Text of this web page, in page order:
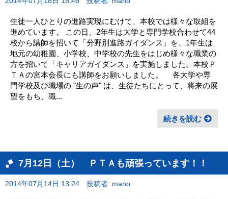
生徒一人ひとりの進路実現にむけて、本校では様々な取組を
進めています。 この日、2年生は大学と専門学校合わせて44
校から講師を招いて「分野別進路ガイダンス」を、1年生は
地元の幼稚園、小学校、中学校の先生をはじめ様々な職業の
方を招いて「キャリアガイダンス」を実施しました。本校Ｐ
ＴＡの宮本会長にも講師をお願いしました。 各大学や専
門学校及び職場の "生の声" は、生徒たちにとって、将来の展
望をもち、職...
続きを読む
7月12日（土） ＰＴＡも頑張っています！！
2014年07月14日 13:24 投稿者: mano